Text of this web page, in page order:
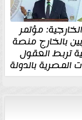
مؤتمر
بالخارج منصة
تربط العقول
المصرية بالدولة